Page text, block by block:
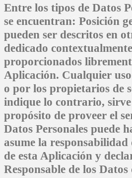
Entre los tipos de Datos
se encuentran: Posición
pueden ser descritos en
dedicado
proporcionados
Aplicación. Cualquier
o por los propietarios de
indique lo contrario,
propósito de proveer el
Datos Personales puede
asume la
de esta Aplicación y
Responsable de los